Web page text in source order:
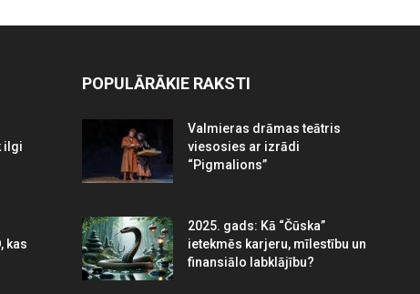
ilgi
kas
POPULĀRĀKIE RAKSTI
Valmieras drāmas teātris
viesosies ar izrādi
“Pigmalions”
2025. gads: Kā “Čūska”
ietekmēs karjeru, mīlestību un
finansiālo labklājību?